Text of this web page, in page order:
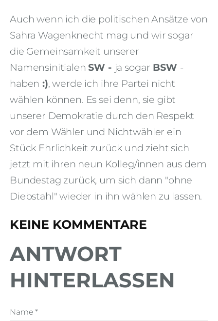
Auch wenn ich die politischen Ansätze von
Sahra Wagenknecht mag und wir sogar
die Gemeinsamkeit unserer
NamensinitialenSW - ja sogar BSW -
haben :), werde ich ihre Partei nicht
wählen können. Es sei denn, sie gibt
unserer Demokratie durch den Respekt
vor dem Wähler und Nichtwähler ein
Stück Ehrlichkeit zurück und zieht sich
jetzt mit ihren neun Kolleg/innen aus dem
Bundestag zurück, um sich dann "ohne
Diebstahl" wieder in ihn wählen zu lassen.
KEINE KOMMENTARE
ANTWORT
HINTERLASSEN
Name *